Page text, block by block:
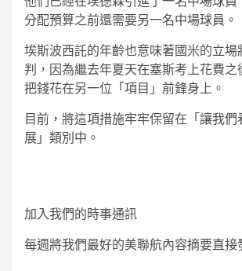
分配預算之前還需要另一名中場球員。
埃斯波西託的年齡也意味著國米的立場
判，因為繼去年夏天在塞斯考上花費之
把錢花在另一位「項目」前鋒身上。
目前，將這項措施牢牢保留在「讓我們
展」類別中。
加入我們的時事通訊
每週將我們最好的美聯航內容摘要直接